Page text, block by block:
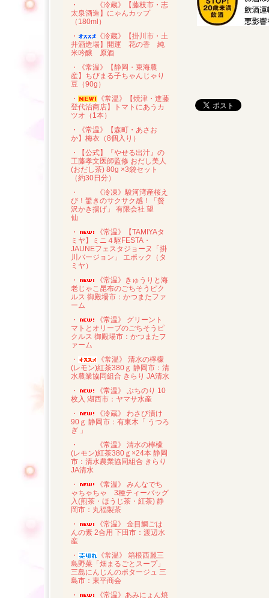
・
《冷蔵》【藤枝市・志
太泉酒造】にゃんカップ
（180ml）
・
《冷蔵》【掛川市・土
井酒造場】開運 花の香 純
米吟醸 原酒
・《常温》【静岡・東海農
産】ちびまる子ちゃんじゃり
豆（90g）
・
《常温》【焼津・進藤
登代治商店】トマトにあうカ
ツオ（1本）
・《常温》【森町・あさお
か】梅衣（8個入り）
・【公式】『やせる出汁』の
工藤孝文医師監修 おだし美人
(おだし茶) 80g ×3袋セット
（約30日分）
・
《冷凍》駿河湾産桜え
び！驚きのサクサク感！「贅
沢かき揚げ」 有限会社 望
仙
・
《常温》【TAMIYAタ
ミヤ】ミニ４駆FESTA・
JAUNEフェスタジョーヌ「掛
川バージョン」 エポック（タ
ミヤ）
・
《常温》きゅうりと海
老じゃこ昆布のごちそうピク
ルス 御殿場市：かつまたファ
ーム
・
《常温》 グリーント
マトとオリーブのごちそうピ
クルス 御殿場市：かつまたフ
ァーム
・
《常温》 清水の檸檬
(レモン)紅茶380ｇ 静岡市：清
水農業協同組合 きらり JA清水
・
《常温》 ぶちのり 10
枚入 湖西市：ヤマサ水産
・
《冷蔵》 わさび漬け
90ｇ 静岡市：有東木「 うつろ
ぎ 」
・
《常温》 清水の檸檬
(レモン)紅茶380ｇ×24本 静岡
市：清水農業協同組合 きらり
JA清水
・
《常温》 みんなでち
ゃちゃちゃ 3種ティーバッグ
入(煎茶・ほうじ茶・紅茶) 静
岡市：丸福製茶
・
《常温》 金目鯛ごは
んの素 2合用 下田市：渡辺水
産
・
《常温》 箱根西麗三
島野菜「畑まるごとスープ」
三島にんじんのポタージュ 三
島市：東平商会
・
《常温》あみにょん焼